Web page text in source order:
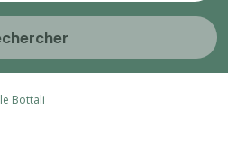
Bottali